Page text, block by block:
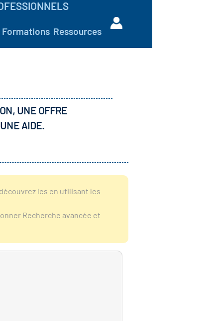
Formations Ressources
UNE OFFRE
AIDE.
les en utilisant les
Recherche avancée et